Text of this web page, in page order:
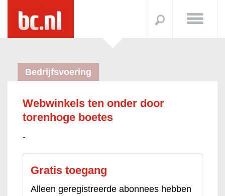
Bedrijfsvoering
Webwinkels ten onder door
torenhoge boetes
-
Gratis toegang
Alleen geregistreerde abonnees hebben